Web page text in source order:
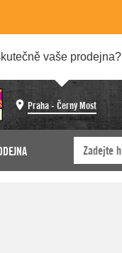
vaše prodejna?
Praha - Černý Most